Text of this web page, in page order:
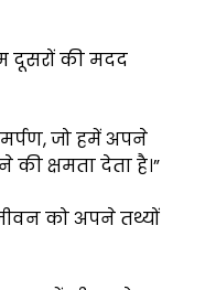
दूसरों की मदद
जो हमें अपने
क्षमता देता है।”
को अपने तथ्यों